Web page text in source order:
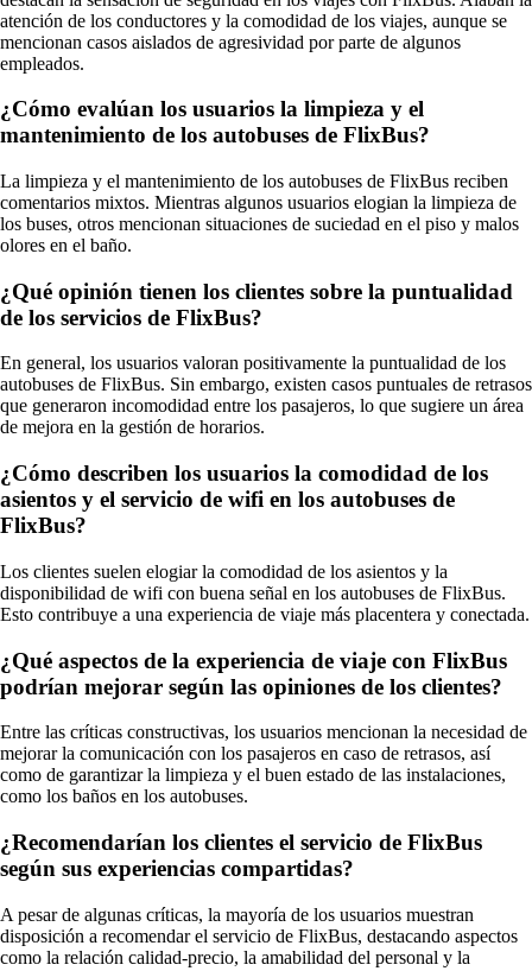
atención de los conductores y la comodidad de los viajes, aunque se
mencionan casos aislados de agresividad por parte de algunos
empleados.
¿Cómo evalúan los usuarios la limpieza y el
mantenimiento de los autobuses de FlixBus?
La limpieza y el mantenimiento de los autobuses de FlixBus reciben
comentarios mixtos. Mientras algunos usuarios elogian la limpieza de
los buses, otros mencionan situaciones de suciedad en el piso y malos
olores en el baño.
¿Qué opinión tienen los clientes sobre la puntualidad
de los servicios de FlixBus?
En general, los usuarios valoran positivamente la puntualidad de los
autobuses de FlixBus. Sin embargo, existen casos puntuales de retrasos
que generaron incomodidad entre los pasajeros, lo que sugiere un área
de mejora en la gestión de horarios.
¿Cómo describen los usuarios la comodidad de los
asientos y el servicio de wifi en los autobuses de
FlixBus?
Los clientes suelen elogiar la comodidad de los asientos y la
disponibilidad de wifi con buena señal en los autobuses de FlixBus.
Esto contribuye a una experiencia de viaje más placentera y conectada.
¿Qué aspectos de la experiencia de viaje con FlixBus
podrían mejorar según las opiniones de los clientes?
Entre las críticas constructivas, los usuarios mencionan la necesidad de
mejorar la comunicación con los pasajeros en caso de retrasos, así
como de garantizar la limpieza y el buen estado de las instalaciones,
como los baños en los autobuses.
¿Recomendarían los clientes el servicio de FlixBus
según sus experiencias compartidas?
A pesar de algunas críticas, la mayoría de los usuarios muestran
disposición a recomendar el servicio de FlixBus, destacando aspectos
como la relación calidad-precio, la amabilidad del personal y la